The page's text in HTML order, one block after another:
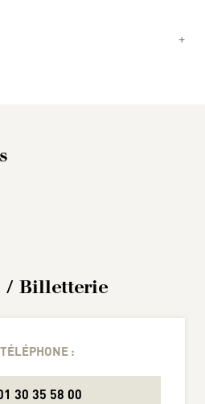
/ Billetterie
:
30 35 58 00